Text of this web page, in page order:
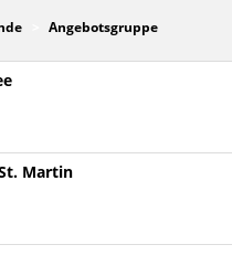
Angebotsgruppe
Martin